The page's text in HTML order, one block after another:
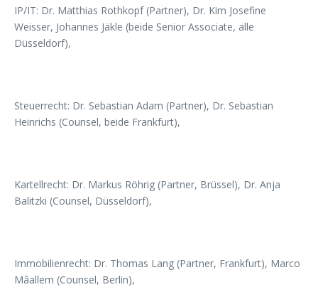
IP/IT: Dr. Matthias Rothkopf (Partner), Dr. Kim Josefine
Weisser, Johannes Jäkle (beide Senior Associate, alle
Düsseldorf),
Steuerrecht: Dr. Sebastian Adam (Partner), Dr. Sebastian
Heinrichs (Counsel, beide Frankfurt),
Kartellrecht: Dr. Markus Röhrig (Partner, Brüssel), Dr. Anja
Balitzki (Counsel, Düsseldorf),
Immobilienrecht: Dr. Thomas Lang (Partner, Frankfurt), Marco
Mâallem (Counsel, Berlin),